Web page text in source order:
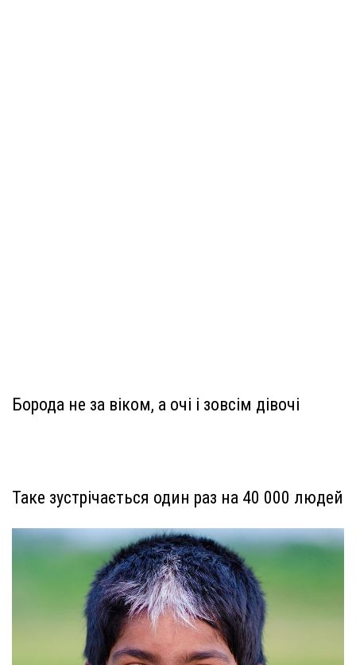
Борода не за віком, а очі і зовсім дівочі
Таке зустрічається один раз на 40 000 людей